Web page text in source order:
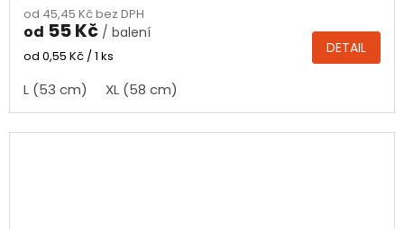
produktu
je
5,0
5
hvězdiček.
od 45,45 Kč bez DPH
od 55 Kč / balení
Měrná
od 0,55 Kč / 1 ks DETAIL
L (53 cm) XL (58 cm)